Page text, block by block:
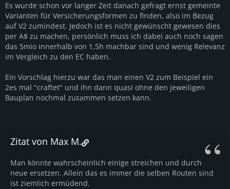
Es wurde schon vor langer Zeit danach gefragt ernst gemeinte
Varianten für Versicherungsformen zu finden, also im Bezug
auf V2 zumindest. Jedoch ist es nicht gewünscht gewesen dies
per A$ zu machen, persönlich muss ich dabei auch noch sagen
das 5mio innerhalb von 1,5h machbar sind und wenig Relevanz
im Vergleich zu den EC haben.
Ein Vorschlag hierzu war das man einen V2 zum Beispiel ein
2es mal "craftet" und ihn dann quasi ohne den jeweiligen
Bauplan nochmal zusammen setzen kann.
Zitat von Max M.
Man könnte wahrscheinlich einige streichen und durch
neue ersetzen. Allein das es immer die selben Routen sind
ist ziemlich ermüdend.